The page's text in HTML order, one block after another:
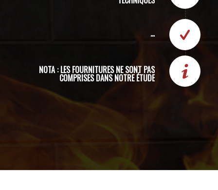
...
NOTA : LES FOURNITURES NE SONT PAS
COMPRISES DANS NOTRE ÉTUDE